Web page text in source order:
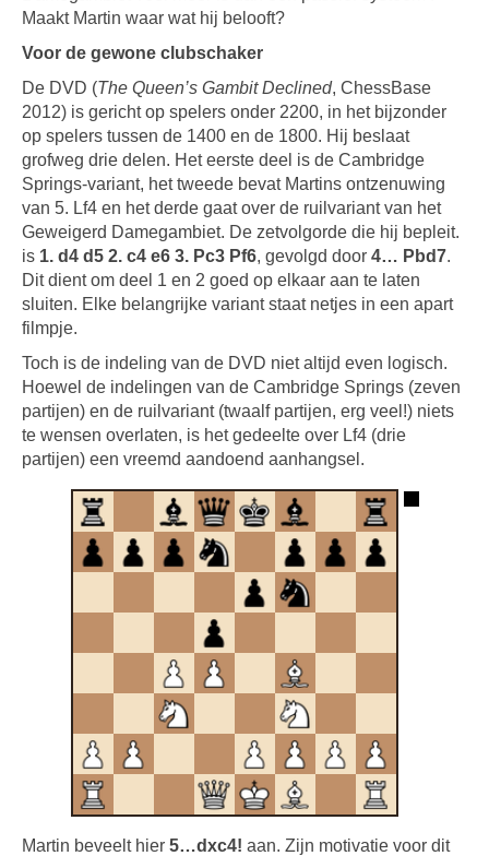
Maakt Martin waar wat hij belooft?
Voor de gewone clubschaker
De DVD (The Queen’s Gambit Declined, ChessBase
2012) is gericht op spelers onder 2200, in het bijzonder
op spelers tussen de 1400 en de 1800. Hij beslaat
grofweg drie delen. Het eerste deel is de Cambridge
Springs-variant, het tweede bevat Martins ontzenuwing
van 5. Lf4 en het derde gaat over de ruilvariant van het
Geweigerd Damegambiet. De zetvolgorde die hij bepleit.
is 1. d4 d5 2. c4 e6 3. Pc3 Pf6, gevolgd door 4… Pbd7.
Dit dient om deel 1 en 2 goed op elkaar aan te laten
sluiten. Elke belangrijke variant staat netjes in een apart
filmpje.
Toch is de indeling van de DVD niet altijd even logisch.
Hoewel de indelingen van de Cambridge Springs (zeven
partijen) en de ruilvariant (twaalf partijen, erg veel!) niets
te wensen overlaten, is het gedeelte over Lf4 (drie
partijen) een vreemd aandoend aanhangsel.
Martin beveelt hier 5…dxc4! aan. Zijn motivatie voor dit